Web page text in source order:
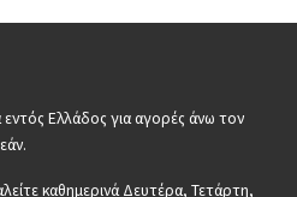
Ελλάδος για αγορές άνω τον
καθημερινά Δευτέρα, Τετάρτη,